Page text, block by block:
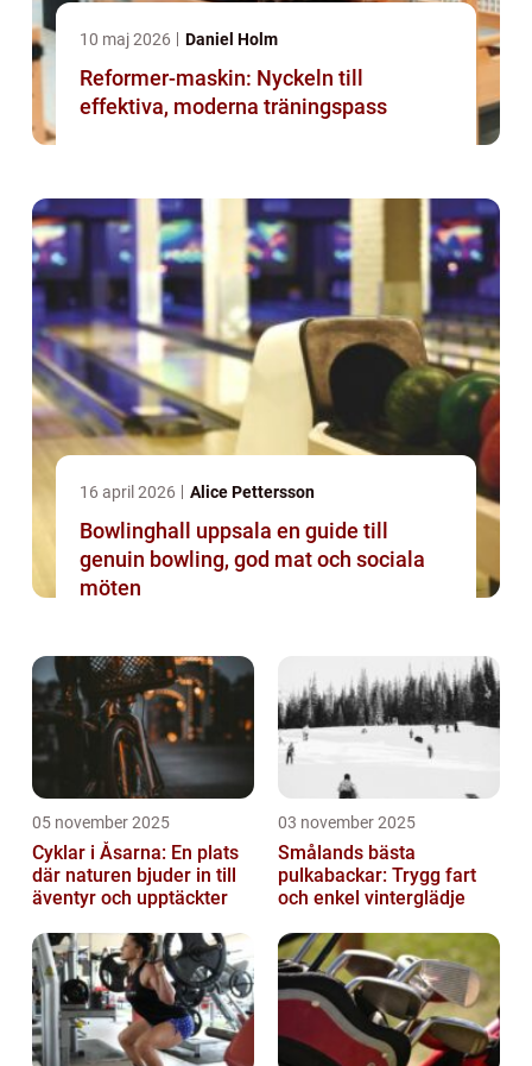
10 maj 2026 Daniel Holm
Reformer-maskin: Nyckeln till
effektiva, moderna träningspass
16 april 2026 Alice Pettersson
Bowlinghall uppsala en guide till
genuin bowling, god mat och sociala
möten
05 november 2025
Cyklar i Åsarna: En plats
där naturen bjuder in till
äventyr och upptäckter
03 november 2025
Smålands bästa
pulkabackar: Trygg fart
och enkel vinterglädje